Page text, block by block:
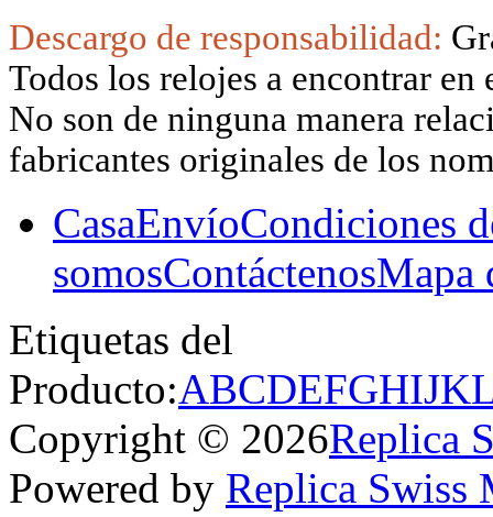
Descargo de responsabilidad:
Todos los relojes a encontrar
No son de ninguna manera
fabricantes originales de los
CasaEnvíoCondiciones
somosContáctenosMapa
Etiquetas del
Producto:ABCDEFGHIJK
Copyright © 2026Replica
Powered by Replica Swiss